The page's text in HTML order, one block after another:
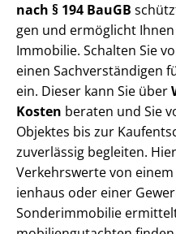
nach § 194 BauGB
gen und ermöglicht
Immobilie. Schalten Sie
einen Sach­ver­stän­di­gen
ein. Dieser kann Sie über
Kosten beraten und Sie
Objektes bis zur
zuverlässig begleiten.
Verkehrswerte von
i­en­haus oder einer
Sonderimmobilie